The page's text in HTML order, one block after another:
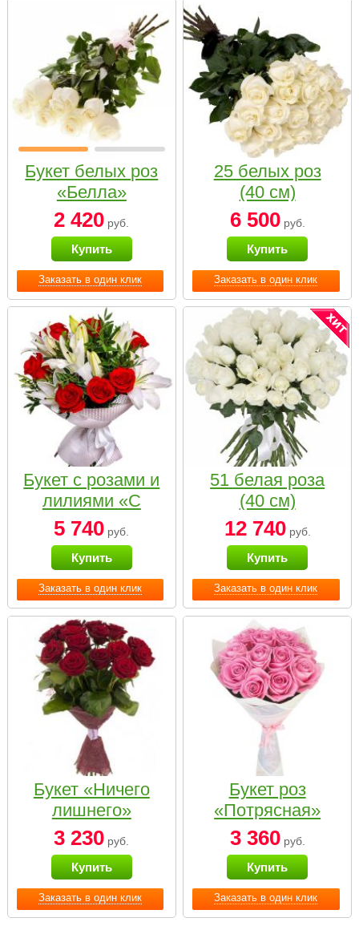
Заказать в один клик
Букет белых роз
«Белла»
2 420 руб.
Купить
Заказать в один клик
25 белых роз
(40 см)
6 500руб.
Купить
Заказать в один клик
Букет с розами и
лилиями «С
наилучшими
пожеланиями»
5 740 руб.
Купить
Заказать в один клик
51 белая роза
(40 см)
12 740руб.
Купить
Заказать в один клик
Букет «Ничего
лишнего»
3 230 руб.
Купить
Заказать в один клик
Букет роз
«Потрясная»
3 360руб.
Купить